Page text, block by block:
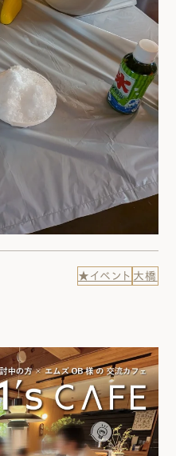
★イベント 大橋